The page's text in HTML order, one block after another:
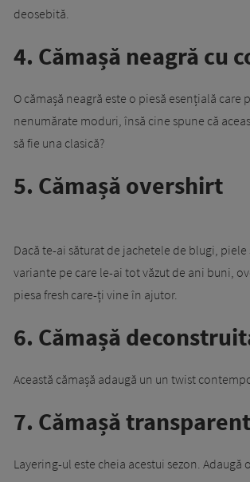
deosebită.
4. Cămașă neagră cu
O cămașă neagră este o piesă esențială care
nenumărate moduri, însă cine spune că
să fie una clasică?
5. Cămașă overshirt
Dacă te-ai săturat de jachetele de blugi, piele
variante pe care le-ai tot văzut de ani buni,
piesa fresh care-ți vine în ajutor.
6. Cămașă
Această cămașă adaugă un un twist
7. Cămașă
Layering-ul este cheia acestui sezon. Adaugă